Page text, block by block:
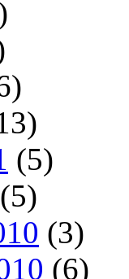
(5)
(5)
(3)
(6)